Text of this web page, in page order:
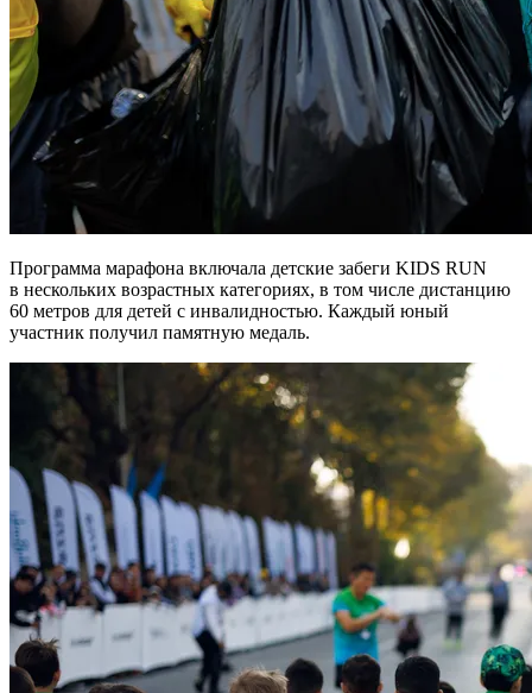
Программа марафона включала детские забеги KIDS RUN
в нескольких возрастных категориях, в том числе дистанцию
60 метров для детей с инвалидностью. Каждый юный
участник получил памятную медаль.